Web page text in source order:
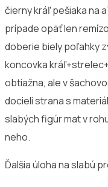
čierny kráľ pešiaka na
prípade opäť len
doberie biely poľahky
koncovka
obtiažna, ale v
docieli strana s
slabých figúr mat v
neho.
Ďalšia úloha na slabú